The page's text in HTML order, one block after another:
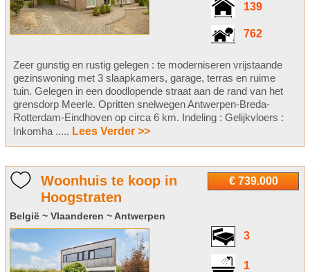
139
762
Zeer gunstig en rustig gelegen : te moderniseren vrijstaande
gezinswoning met 3 slaapkamers, garage, terras en ruime
tuin. Gelegen in een doodlopende straat aan de rand van het
grensdorp Meerle. Opritten snelwegen Antwerpen-Breda-
Rotterdam-Eindhoven op circa 6 km. Indeling : Gelijkvloers :
Inkomha ..... Lees Verder >>
€ 739.000
Woonhuis te koop in
Hoogstraten
België ~ Vlaanderen ~ Antwerpen
3
1